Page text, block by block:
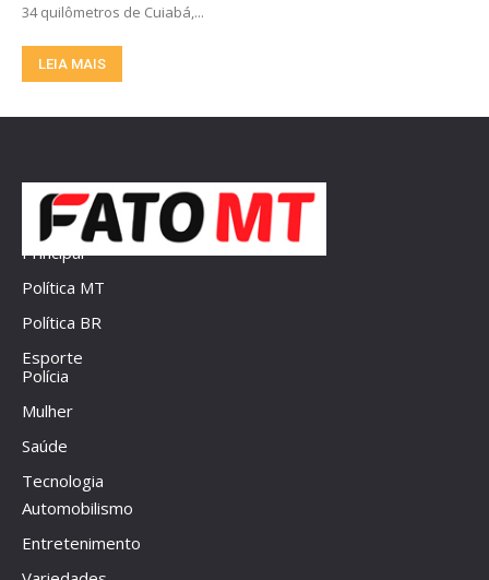
34 quilômetros de Cuiabá,...
LEIA MAIS
Principal
Política MT
Política BR
Esporte
Polícia
Mulher
Saúde
Tecnologia
Automobilismo
Entretenimento